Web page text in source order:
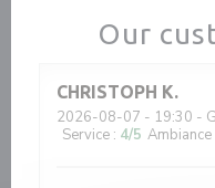
Our
CHRISTOPH K
2026-08-07 - 19:30 -
Service : 4/5 Ambiance